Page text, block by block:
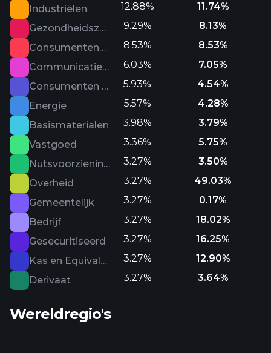
Industriëlen
12.88%
11.74%
Gezondheidszorg
9.29%
8.13%
Consumentencyclisch
8.53%
8.53%
Communicatiediensten
6.03%
7.05%
Consumenten defensief
5.93%
4.54%
Energie
5.57%
4.28%
Basismaterialen
3.98%
3.79%
Vastgoed
3.36%
5.75%
Nutsvoorzieningen
3.27%
3.50%
Overheid
3.27%
49.03%
Gemeentelijk
3.27%
0.17%
Bedrijf
3.27%
18.02%
Gesecuritiseerd
3.27%
16.25%
Kas en Equivalenten
3.27%
12.90%
Derivaat
3.27% 3.64%
Wereldregio's